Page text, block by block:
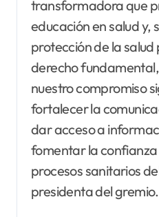
transformadora que
educación en salud y,
protección de la salud
derecho
nuestro compromiso
fortalecer la
dar acceso a
fomentar la confianza
procesos sanitarios
presidenta del gremio.